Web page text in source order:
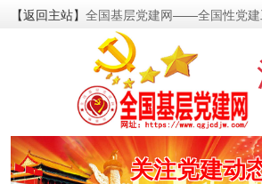
【返回主站】 全国基层党建网——全国性党建工作学习交流、信
密切党群关
传递党的声音
关注党建动